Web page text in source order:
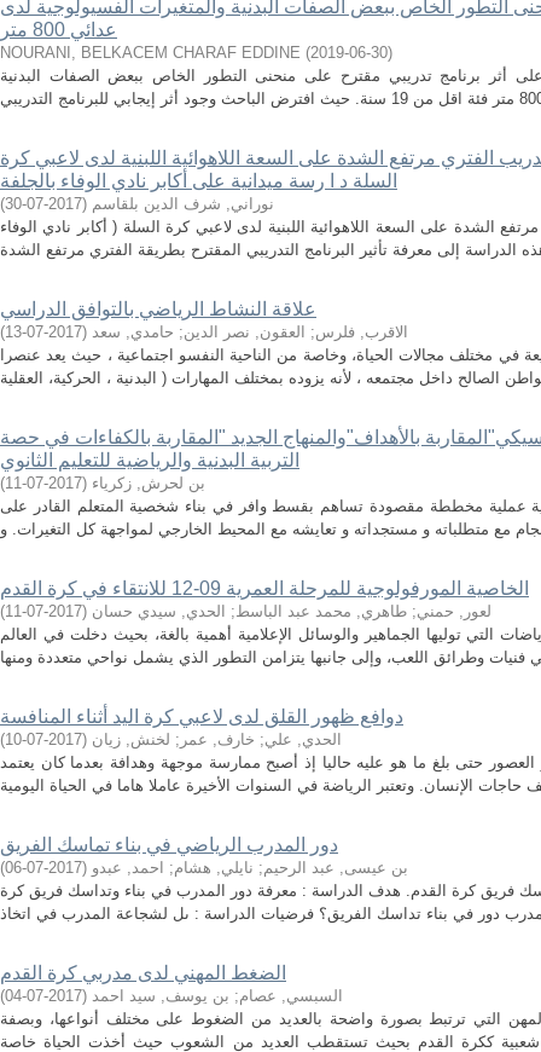
التطور الخاص ببعض الصفات البدنية والمتغيرات الفسيولوجية لدى
عدائي 800 متر
NOURANI, BELKACEM CHARAF EDDINE (2019-06-30)
أثر برنامج تدريبي مقترح على منحنى التطور الخاص ببعض الصفات البدنية
الفتري مرتفع الشدة على السعة اللاهوائية اللبنية لدى لاعبي كرة
السلة د ا رسة ميدانية على أكابر نادي الوفاء بالجلفة
نوراني, شرف الدين بلقاسم (
2017-07-30
)
الشدة على السعة اللاهوائية اللبنية لدى لاعبي كرة السلة ( أكابر نادي الوفاء
علاقة النشاط الرياضي بالتوافق الدراسي
الاقرب, فلرس; العقون, نصر الدين; حامدي, سعد (
2017-07-13
)
في مختلف مجالات الحياة، وخاصة من الناحية النفسو اجتماعية ، حيث يعد عنصرا
بالأهداف"والمنهاج الجديد "المقاربة بالكفاءات في حصة
التربية البدنية والرياضية للتعليم الثانوي
بن لحرش, زكرياء (
2017-07-11
)
عملية مخططة مقصودة تساهم بقسط وافر في بناء شخصية المتعلم القادر على
الخاصية المورفولوجية للمرحلة العمرية 09-12 للانتقاء في كرة القدم
لعور, حمني; طاهري, محمد عبد الباسط; الحدي, سيدي حسان (
2017-07-11
)
التي توليها الجماهير والوسائل الإعلامية أهمية بالغة، بحيث دخلت في العالم
دوافع ظهور القلق لدى لاعبي كرة اليد أثناء المنافسة
الحدي, علي; خارف, عمر ; لخنش, زيان (
2017-07-10
)
حتى بلغ ما هو عليه حاليا إذ أصبح ممارسة موجهة وهدافة بعدما كان يعتمد
دور المدرب الرياضي في بناء تماسك الفريق
بن عيسى, عبد الرحيم; نايلي, هشام; احمد, عبدو (
2017-07-06
)
فريق كرة القدم. هدف الدراسة : معرفة دور المدرب في بناء وتداسك فريق كرة
الضغط المهني لدى مدربي كرة القدم
السبسي, عصام; بن يوسف, سيد احمد (
2017-07-04
)
التي ترتبط بصورة واضحة بالعديد من الضغوط على مختلف أنواعها، وبصفة
شعبية ككرة القدم بحيث تستقطب العديد من الشعوب حيث أخذت الحياة خاصة